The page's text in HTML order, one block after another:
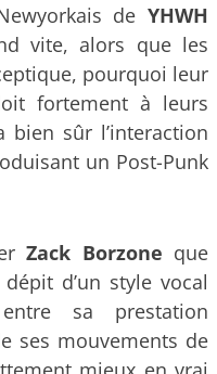
de YHWH
vite, alors que les
pourquoi leur
fortement à leurs
bien sûr l’interaction
un Post-Punk
Zack Borzone que
d’un style vocal
sa prestation
ses mouvements de